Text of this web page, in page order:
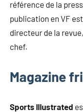
référence de la
publication en VF
directeur de la
chef.
Magazine
Sports Illustrated